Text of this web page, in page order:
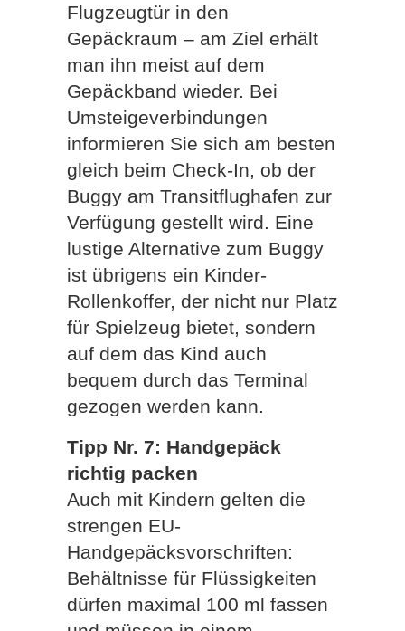
Flugzeugtür in den
Gepäckraum – am Ziel erhält
man ihn meist auf dem
Gepäckband wieder. Bei
Umsteigeverbindungen
informieren Sie sich am besten
gleich beim Check-In, ob der
Buggy am Transitflughafen zur
Verfügung gestellt wird. Eine
lustige Alternative zum Buggy
ist übrigens ein Kinder-
Rollenkoffer, der nicht nur Platz
für Spielzeug bietet, sondern
auf dem das Kind auch
bequem durch das Terminal
gezogen werden kann.
Tipp Nr. 7: Handgepäck
richtig packen
Auch mit Kindern gelten die
strengen EU-
Handgepäcksvorschriften:
Behältnisse für Flüssigkeiten
dürfen maximal 100 ml fassen